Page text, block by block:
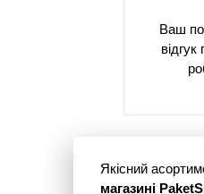
Ваш
Якісний
магазині